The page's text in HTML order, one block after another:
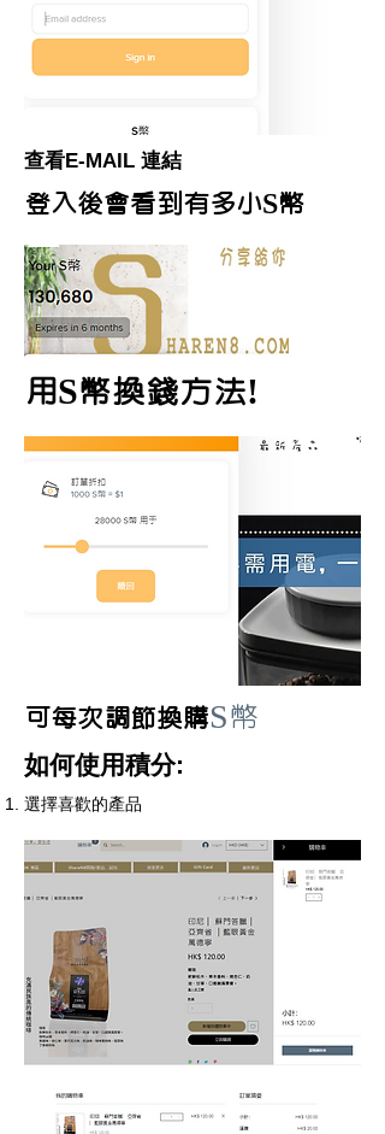
查看E-MAIL 連結
登入後會看到有多小S幣
用S幣換錢方法!
可每次調節換購S幣
如何使用積分:
選擇喜歡的產品